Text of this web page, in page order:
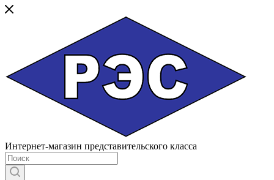
Интернет-магазин представительского класса